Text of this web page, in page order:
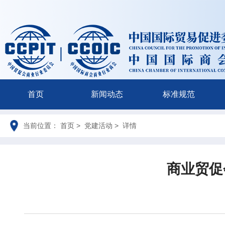
首页 新闻动态 标准规范
当前位置： 首页 > 党建活动 > 详情
商业贸